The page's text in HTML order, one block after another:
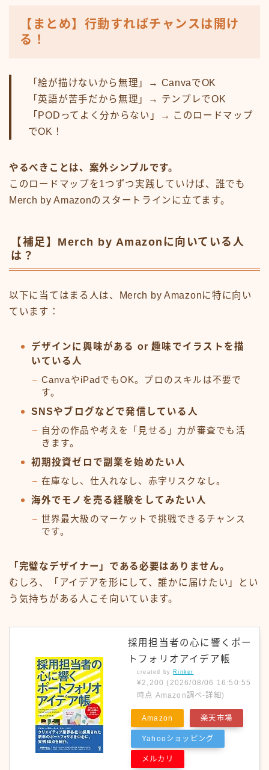
【まとめ】行動すればチャンスは開け
る！
「絵が描けないから無理」→ CanvaでOK
「英語が苦手だから無理」→ テンプレでOK
「PODってよく分からない」→ このロードマップ
でOK！
やるべきことは、案外シンプルです。
このロードマップを1つずつ実践していけば、誰でも
Merch by Amazonのスタートラインに立てます。
【補足】Merch by Amazonに向いている人
は？
以下に当てはまる人は、Merch by Amazonに特に向い
ています：
デザインに興味がある or 趣味でイラストを描
いている人
CanvaやiPadでもOK。プロのスキルは不要で
す。
SNSやブログなどで発信している人
自分の作品や考えを「見せる」力が審査でも活
きます。
初期投資ゼロで副業を始めたい人
在庫なし、仕入れなし、赤字リスクなし。
海外でモノを売る経験をしてみたい人
世界最大級のマーケットで挑戦できるチャンス
です。
「完璧なデザイナー」である必要はありません。
むしろ、「アイデアを形にして、誰かに届けたい」とい
う気持ちがある人こそ向いています。
採用担当者の心に響くポー
トフォリオアイデア帳
created by Rinker
¥2,200 (2026/08/06 16:50:55
時点 Amazon調べ-詳細)
Amazon 楽天市場
Yahooショッピング
メルカリ